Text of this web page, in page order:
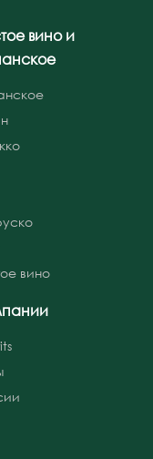
вино и
вино